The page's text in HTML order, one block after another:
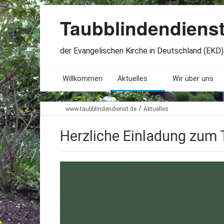
der Evangelischen Kirche in Deutschland (EKD)
Willkommen Aktuelles
Seminare. Termine
Stellenangebote
Wir über uns
Leitlinien
Geschichte
www.taubblindendienst.de / Aktuelles
Herzliche Einladung zum